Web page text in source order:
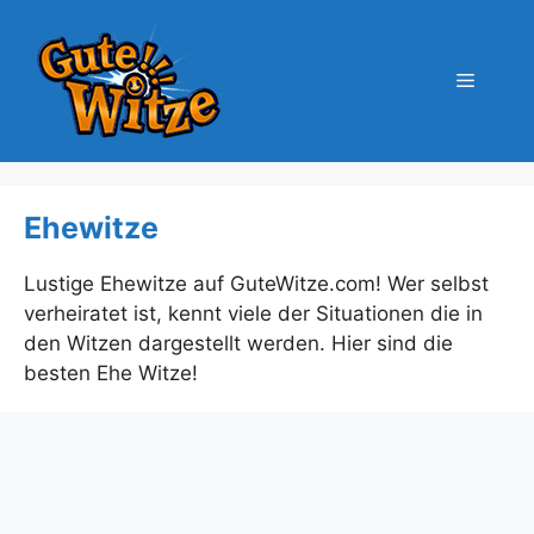
Inhalt
springen
Menü
Ehewitze
Lustige Ehewitze auf GuteWitze.com! Wer selbst
verheiratet ist, kennt viele der Situationen die in
den Witzen dargestellt werden. Hier sind die
besten Ehe Witze!